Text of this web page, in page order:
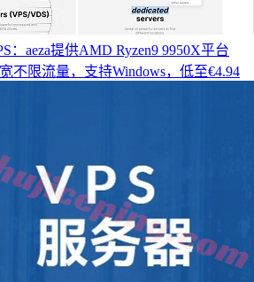
：aeza提供AMD Ryzen9 9950X平台
不限流量，支持Windows，低至€4.94